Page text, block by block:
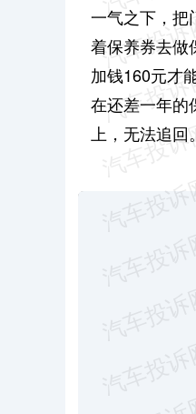
一气之下，把
着保养券去做
加钱160元才
在还差一年的
上，无法追回。